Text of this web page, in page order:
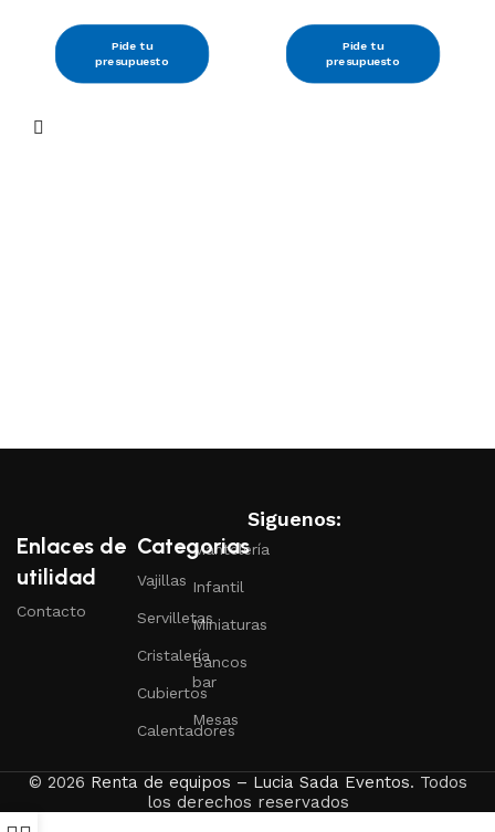
Pide tu
presupuesto
Pide tu
presupuesto
Enlaces de
utilidad
Contacto
Categorias
Vajillas
Servilletas
Cristalería
Cubiertos
Calentadores
Mantelería
Infantil
Miniaturas
Bancos
bar
Mesas
Siguenos:
© 2026 Renta de equipos – Lucia Sada Eventos. Todos
los derechos reservados